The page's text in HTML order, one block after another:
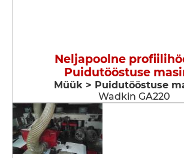
Neljapoolne
Puidutööstuse
Müük > Puidutööstuse
Wadkin GA220